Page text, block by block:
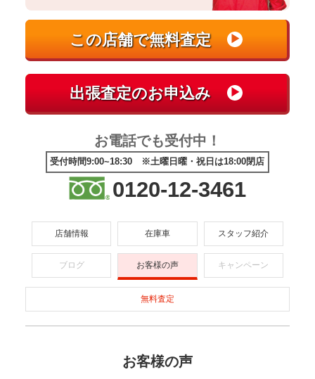
お電話でも受付中！
受付時間9:00~18:30 ※土曜日曜・祝日は18:00閉店
0120-12-3461
店舗情報 在庫車 スタッフ紹介
ブログ お客様の声 キャンペーン
無料査定
お客様の声